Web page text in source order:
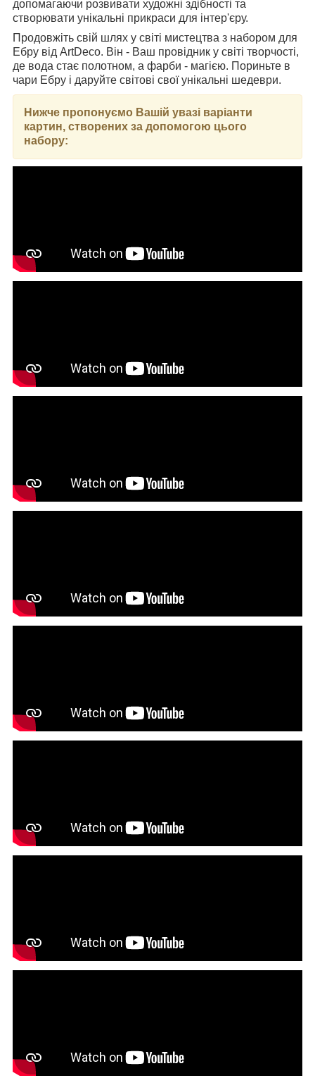
допомагаючи розвивати художні здібності та
створювати унікальні прикраси для інтер'єру.
Продовжіть свій шлях у світі мистецтва з набором для
Ебру від ArtDeco. Він - Ваш провідник у світі творчості,
де вода стає полотном, а фарби - магією. Пориньте в
чари Ебру і даруйте світові свої унікальні шедеври.
Нижче пропонуємо Вашій увазі варіанти
картин, створених за допомогою цього
набору: